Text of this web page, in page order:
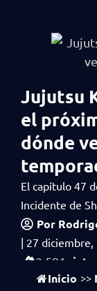
Jujutsu
el
dónde
El capítulo 47
Incidente de
Por
| 27 diciembre,
2,591 vistas
Inicio >>